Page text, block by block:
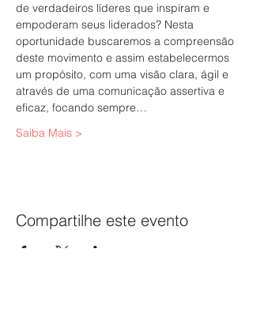
de verdadeiros líderes que inspiram e
empoderam seus liderados? Nesta
oportunidade buscaremos a compreensão
deste movimento e assim estabelecermos
um propósito, com uma visão clara, ágil e
através de uma comunicação assertiva e
eficaz, focando sempre…
Saiba Mais >
Compartilhe este evento